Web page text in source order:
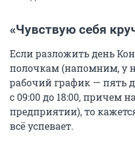
«Чувствую себя
Если разложить день
полочкам (напомним, у
рабочий график — пять
с 09:00 до 18:00, причем
предприятии), то
всё успевает.